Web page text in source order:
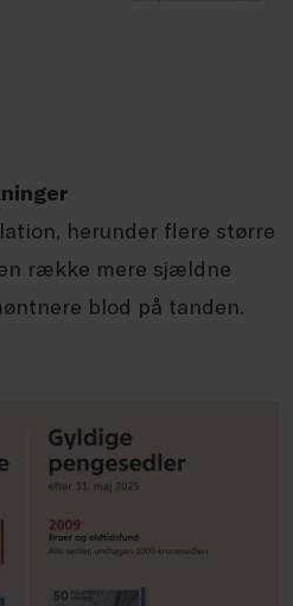
herunder flere større
række mere sjældne
blod på tanden.